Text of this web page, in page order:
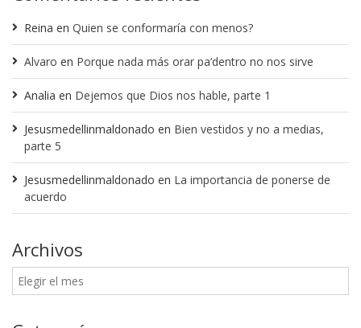
Reina en Quien se conformaría con menos?
Alvaro en Porque nada más orar pa’dentro no nos sirve
Analia en Dejemos que Dios nos hable, parte 1
Jesusmedellinmaldonado en Bien vestidos y no a medias,
parte 5
Jesusmedellinmaldonado en La importancia de ponerse de
acuerdo
Archivos